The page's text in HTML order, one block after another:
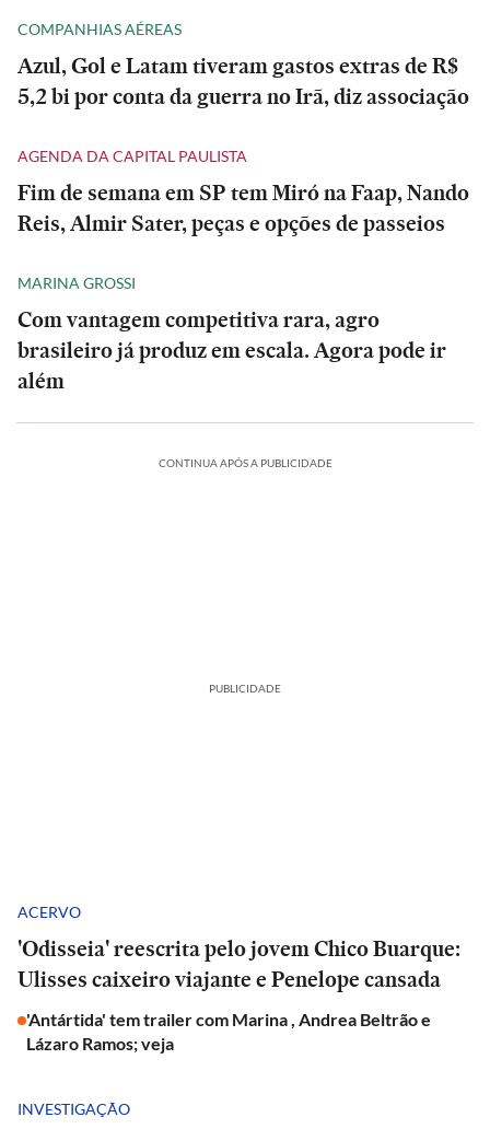
COMPANHIAS AÉREAS
Azul, Gol e Latam tiveram gastos extras de R$
5,2 bi por conta da guerra no Irã, diz associação
AGENDA DA CAPITAL PAULISTA
Fim de semana em SP tem Miró na Faap, Nando
Reis, Almir Sater, peças e opções de passeios
MARINA GROSSI
Com vantagem competitiva rara, agro
brasileiro já produz em escala. Agora pode ir
além
CONTINUA APÓS A PUBLICIDADE
PUBLICIDADE
ACERVO
'Odisseia' reescrita pelo jovem Chico Buarque:
Ulisses caixeiro viajante e Penelope cansada
'Antártida' tem trailer com Marina , Andrea Beltrão e
Lázaro Ramos; veja
INVESTIGAÇÃO